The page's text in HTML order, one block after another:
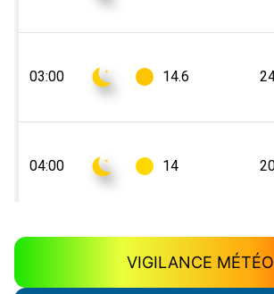
VIGILANCE MÉTÉO